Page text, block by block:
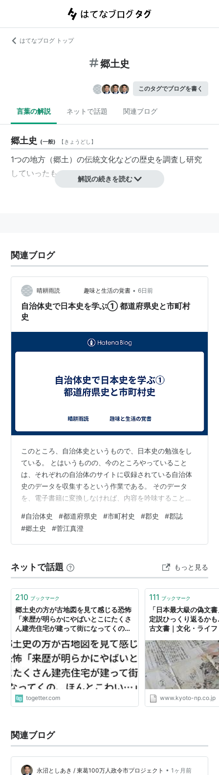
はてなブログ トップ
郷土史
このタグでブログを書く
言葉の解説 ネットで話題 関連ブログ
郷土史 (一般) 【きょうどし 】
1つの地方（郷土）の伝統文化などの歴史を調査し研究
していったもの。
解説の続きを読む
関連ブログ
晴耕雨読 趣味と生活の覚書 • 6日前
自治体史で日本史を学ぶ① 都道府県史と市町村
史
このところ、自治体史というもので、日本史の勉強をし
ている。 とはいうものの、今のところやっていること
は、それぞれの自治体のサイトに収録されている自治体
史のデータを収集するという作業である。 そのデータ
を、電子書籍に変換しなければ、内容を吟味することは
史というのは、都道府県の都道府県史や市町村の市町村
史などであり、ほとんどすべての自治体が刊行してい
る。 でも、だからと言って、すべての自治体がネット上
イトを見ると、刊行済みの柏市史についての情報は掲載
されているが、その具体的な内容は全く提供されて…
#自治体史 #都道府県史 #市町村史 #郡史 #郡誌
#郷土史 #菅江真澄
ネットで話題 もっと見る
210 ブックマーク
郷土史の方が古地図を見て感じる恐怖
「来歴が明らかにやばいとこにたくさ
ん建売住宅が建って街になってくの、
togetter.com
111 ブックマーク
「日本最大級の偽文
定説ひっくり返るか
古文書｜文化・ライ
www.kyoto-np.co.jp
関連ブログ
永沼としあき / 東葛100万人政令市プロジェクト • 1ヶ月前